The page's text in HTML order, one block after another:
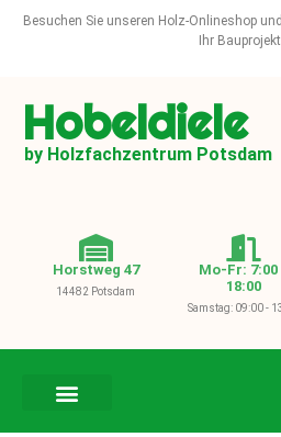
Besuchen Sie unseren Holz-Onlineshop
Ihr
Hobeldiele
by Holzfachzentrum Potsdam
Horstweg 47
14482 Potsdam
Mo-Fr: 7:00
18:00
Samstag: 09:00 -